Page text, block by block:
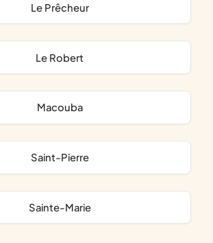
Le Prêcheur
Le Robert
Macouba
Saint-Pierre
Sainte-Marie